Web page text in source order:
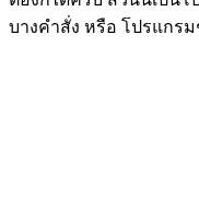
บางคำสั่ง หรือ โปรแกร